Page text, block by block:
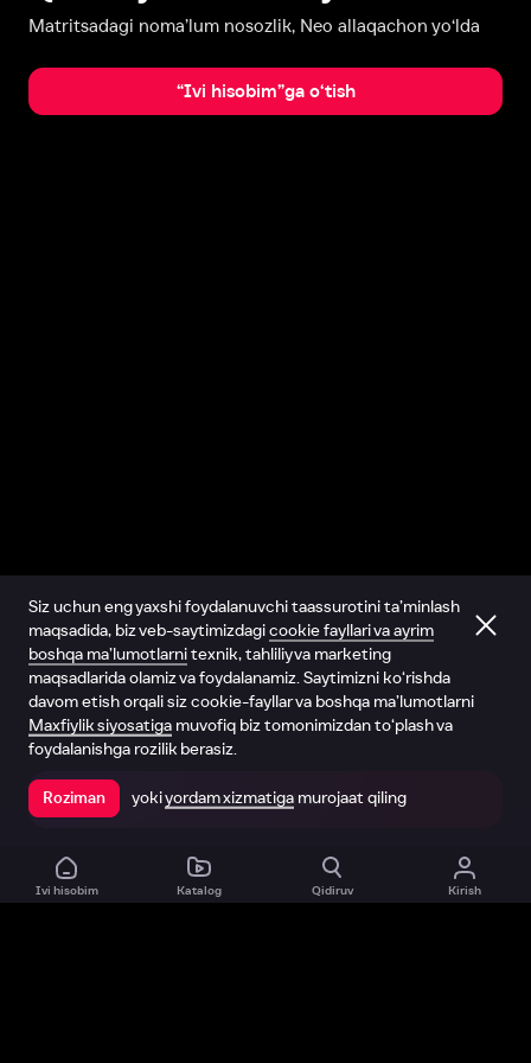
Matritsadagi noma’lum nosozlik, Neo allaqachon yo‘lda
“Ivi hisobim”ga o‘tish
Ilovada ochish
Ivi hisobim Katalog Qidiruv Kirish
Siz uchun eng yaxshi foydalanuvchi taassurotini ta’minlash
maqsadida, biz veb-saytimizdagicookie fayllari va ayrim
boshqa ma’lumotlarnitexnik, tahliliy va marketing
maqsadlarida olamiz va foydalanamiz. Saytimizni ko‘rishda
davom etish orqali siz cookie-fayllar va boshqa ma’lumotlarni
Maxfiylik siyosatiga muvofiq biz tomonimizdan to‘plash va
foydalanishga rozilik berasiz.
Roziman yokiyordam xizmatiga murojaat qiling